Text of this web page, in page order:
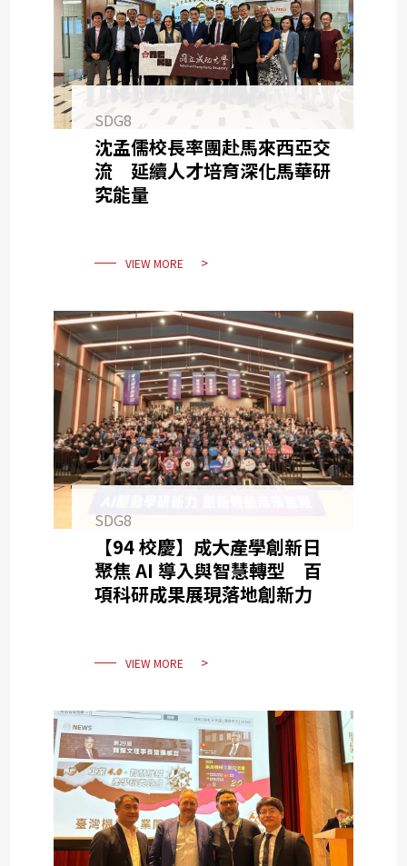
SDG8
沈孟儒校長率團赴馬來西亞交
流 延續人才培育深化馬華研
究能量
VIEW MORE
SDG8
【94 校慶】成大產學創新日
聚焦 AI 導入與智慧轉型 百
項科研成果展現落地創新力
VIEW MORE